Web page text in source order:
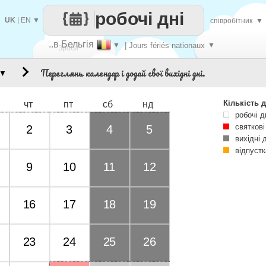
Зроби
..в Бельгія ▼ | Jours fériés nationaux ▼
робочі дні
UK EN ▼ співробітник ▼
Переглянь календар і додай свої вихідні дні.
чт пт сб нд
2 3 4 5
9 10 11 12
16 17 18 19
23 24 25 26
Кількість
робочі
вихідні